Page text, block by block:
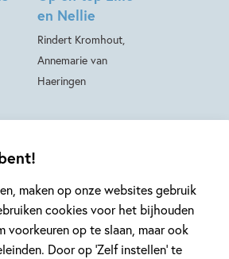
maken op onze websites gebruik
cookies voor het bijhouden
voorkeuren op te slaan, maar ook
Door op ‘Zelf instellen’ te
en Nellie
Rindert Kromhout,
Annemarie van
Haeringen
artikelen